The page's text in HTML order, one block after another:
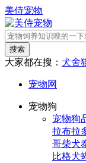
美侍宠物
搜索
大家都在搜： 犬舍
宠物网
宠物狗
宠物狗
拉布拉
哥柴犬
比格犬